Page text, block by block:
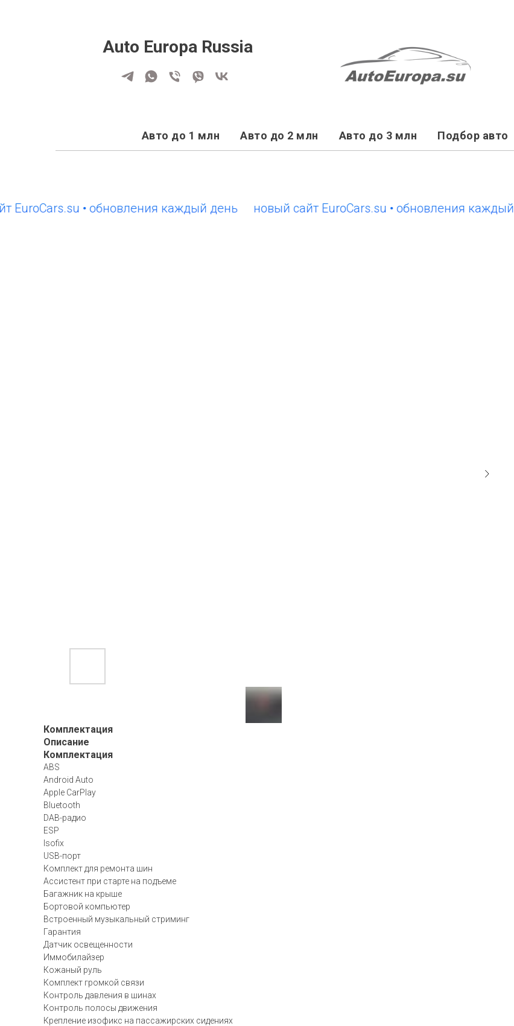
Auto Europa Russia
Авто до 1 млн Авто до 2 млн Авто до 3 млн Подбор авто
• обновления каждый день новый сайт EuroCars.su • обновления каждый день
Комплектация
Описание
Комплектация
ABS
Android Auto
Apple CarPlay
Bluetooth
DAB-радио
ESP
Isofix
USB-порт
Комплект для ремонта шин
Ассистент при старте на подъеме
Багажник на крыше
Бортовой компьютер
Встроенный музыкальный стриминг
Гарантия
Датчик освещенности
Иммобилайзер
Кожаный руль
Комплект громкой связи
Контроль давления в шинах
Контроль полосы движения
Крепление изофикс на пассажирских сидениях